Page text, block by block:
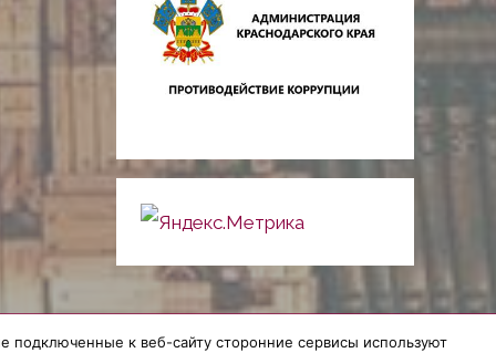
подключенные к веб-сайту сторонние сервисы используют